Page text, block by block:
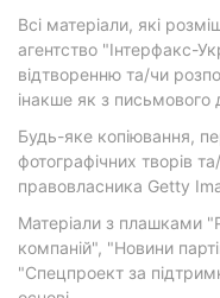
Всі матеріали, які
агентство "Інтерфакс-
відтворенню та/чи
інакше як з письмового
Будь-яке копіювання,
фотографічних творів
правовласника Getty
Матеріали з плашками
компаній", "Новини
"Спецпроект за